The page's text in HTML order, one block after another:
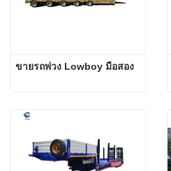
ขายรถพ่วง Lowboy มือสอง